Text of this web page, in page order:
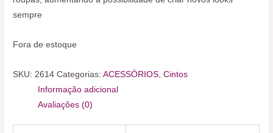
sempre
Fora de estoque
SKU: 2614 Categorias:ACESSÓRIOS ,Cintos
Informação adicional
Avaliações (0)